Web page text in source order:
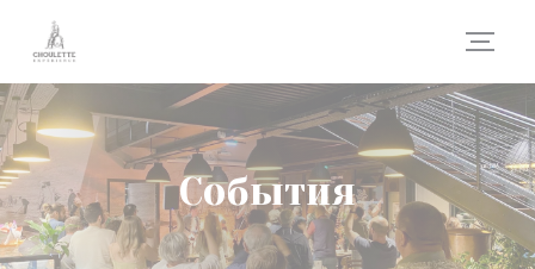
Панель управления cookies
События